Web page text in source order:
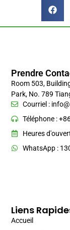
Liens
Accueil
Prendre
Room 503,
Park, No. 789
Courriel :
Téléphone :
Heures
WhatsApp :